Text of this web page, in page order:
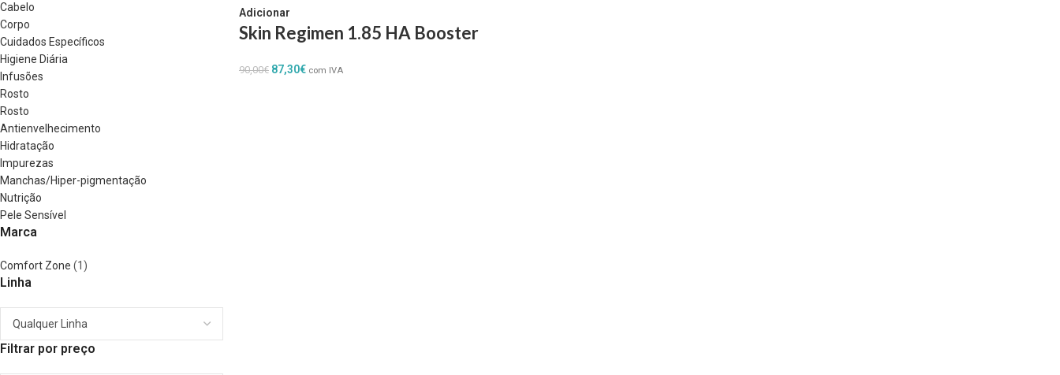
Cabelo
Corpo
Cuidados Específicos
Higiene Diária
Infusões
Rosto
Rosto
Antienvelhecimento
Hidratação
Impurezas
Manchas/Hiper-pigmentação
Nutrição
Pele Sensível
Marca
Comfort Zone (1)
Linha
Filtrar por preço
Adicionar
Skin Regimen 1.85 HA Booster
90,00€ 87,30€ com IVA